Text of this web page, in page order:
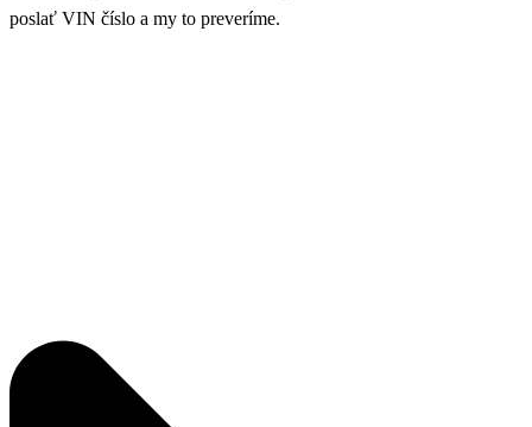
poslať VIN číslo a my to preveríme.